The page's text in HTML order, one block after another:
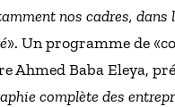
nos cadres, dans
». Un programme de
Baba Eleya,
complète des